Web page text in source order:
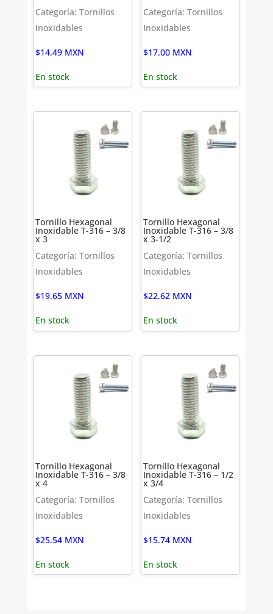
Categoría: Tornillos
Inoxidables
$14.49 MXN
En stock
Categoría: Tornillos
Inoxidables
$17.00 MXN
En stock
Tornillo Hexagonal
Inoxidable T-316 – 3/8
x 3
Categoría: Tornillos
Inoxidables
$19.65 MXN
En stock
Tornillo Hexagonal
Inoxidable T-316 – 3/8
x 3-1/2
Categoría: Tornillos
Inoxidables
$22.62 MXN
En stock
Tornillo Hexagonal
Inoxidable T-316 – 3/8
x 4
Categoría: Tornillos
Inoxidables
$25.54 MXN
En stock
Tornillo Hexagonal
Inoxidable T-316 – 1/2
x 3/4
Categoría: Tornillos
Inoxidables
$15.74 MXN
En stock